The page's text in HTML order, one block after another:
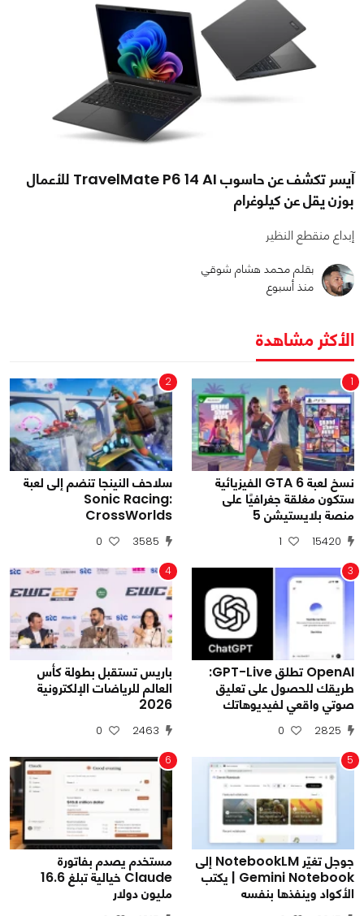
آيسر تكشف عن حاسوب TravelMate P6 14 AI للأعمال
بوزن يقل عن كيلوغرام
إبداع منقطع النظير
بقلم محمد هشام شوقي
منذ أسبوع
الأكثر مشاهدة
1
نسخ لعبة GTA 6 الفيزيائية
ستكون مغلقة جغرافيًا على
منصة بلايستيشن 5
15420
1
2
سلاحف النينجا تنضم إلى لعبة
Sonic Racing:
CrossWorlds
3585
0
3
OpenAI تطلق GPT-Live:
طريقك للحصول على تعليق
صوتي واقعي لفيديوهاتك
2825
0
4
باريس تستقبل بطولة كأس
العالم للرياضات الإلكترونية
2026
2463
0
5
جوجل تغيّر NotebookLM إلى
Gemini Notebook | يكتب
الأكواد وينفذها بنفسه
6
مستخدم يصدم بفاتورة
Claude خيالية تبلغ 16.6
مليون دولار